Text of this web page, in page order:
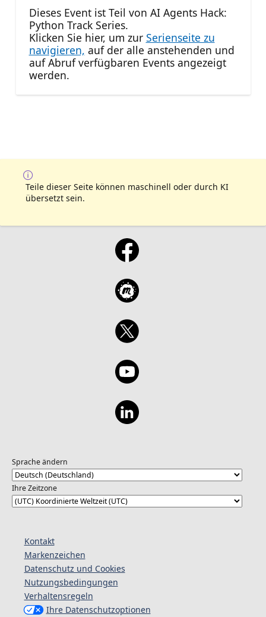
Dieses Event ist Teil von AI Agents Hack:
Python Track Series.
Klicken Sie hier, um zur Serienseite zu
navigieren, auf der alle anstehenden und
auf Abruf verfügbaren Events angezeigt
werden.
Teile dieser Seite können maschinell oder durch KI
übersetzt sein.
Sprache ändern
Ihre Zeitzone
Kontakt
Markenzeichen
Datenschutz und Cookies
Nutzungsbedingungen
Verhaltensregeln
Ihre Datenschutzoptionen